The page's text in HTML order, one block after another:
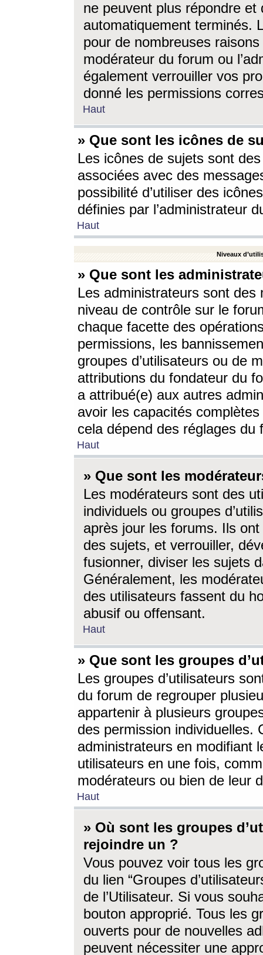
ne peuvent plus répondre
automatiquement terminés.
pour de nombreuses
modérateur du forum ou
également verrouiller vos
donné les permissions
Haut
» Que sont les icônes de
Les icônes de sujets sont
associées avec des
possibilité d’utiliser des
définies par l’administrateur
Haut
Niveaux
» Que sont les
Les administrateurs sont
niveau de contrôle sur le
chaque facette des
permissions, les
groupes d’utilisateurs ou de
attributions du fondateur du
a attribué(e) aux autres
avoir les capacités
cela dépend des réglages du
Haut
» Que sont les
Les modérateurs sont des
individuels ou groupes
après jour les forums. Ils ont
des sujets, et verrouiller,
fusionner, diviser les sujets
Généralement, les
des utilisateurs fassent du
abusif ou offensant.
Haut
» Que sont les groupes
Les groupes d’utilisateurs
du forum de regrouper
appartenir à plusieurs
des permission individuelles.
administrateurs en modifiant
utilisateurs en une fois,
modérateurs ou bien de leur
Haut
» Où sont les groupes
rejoindre un ?
Vous pouvez voir tous les
du lien “Groupes
de l’Utilisateur. Si vous
bouton approprié. Tous les
ouverts pour de nouvelles
peuvent nécessiter une